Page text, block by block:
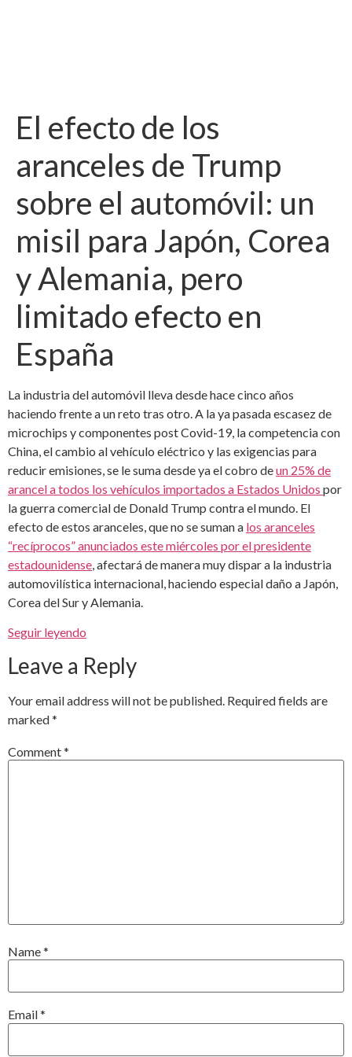
El efecto de los
aranceles de Trump
sobre el automóvil: un
misil para Japón, Corea
y Alemania, pero
limitado efecto en
España
La industria del automóvil lleva desde hace cinco años
haciendo frente a un reto tras otro. A la ya pasada escasez de
microchips y componentes post Covid-19, la competencia con
China, el cambio al vehículo eléctrico y las exigencias para
reducir emisiones, se le suma desde ya el cobro deun 25% de
arancel a todos los vehículos importados a Estados Unidos por
la guerra comercial de Donald Trump contra el mundo. El
efecto de estos aranceles, que no se suman a los aranceles
“recíprocos” anunciados este miércoles por el presidente
estadounidense , afectará de manera muy dispar a la industria
automovilística internacional, haciendo especial daño a Japón,
Corea del Sur y Alemania.
Seguir leyendo
Leave a Reply
Your email address will not be published. Required fields are
marked*
Comment*
Name*
Email*